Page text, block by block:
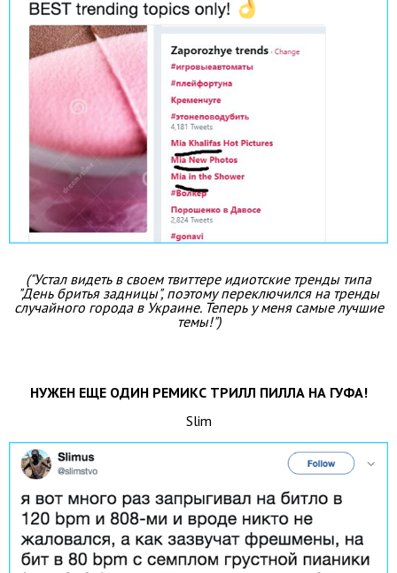
("Устал видеть в своем твиттере идиотские тренды типа
"День бритья задницы", поэтому переключился на тренды
случайного города в Украине. Теперь у меня самые лучшие
темы!")
НУЖЕН ЕЩЕ ОДИН РЕМИКС ТРИЛЛ ПИЛЛА НА ГУФА!
Slim